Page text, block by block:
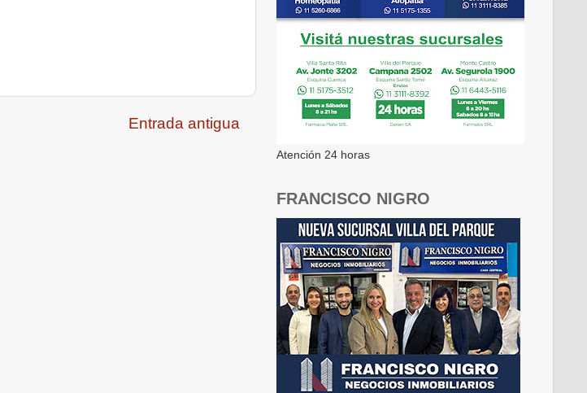
Entrada antigua
Atención 24 horas
FRANCISCO NIGRO